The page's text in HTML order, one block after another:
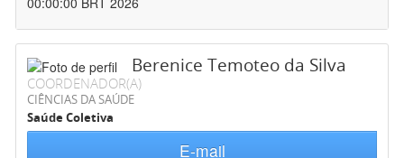
Berenice Temoteo da Silva
COORDENADOR(A)
CIÊNCIAS DA SAÚDE
Saúde Coletiva
E-mail